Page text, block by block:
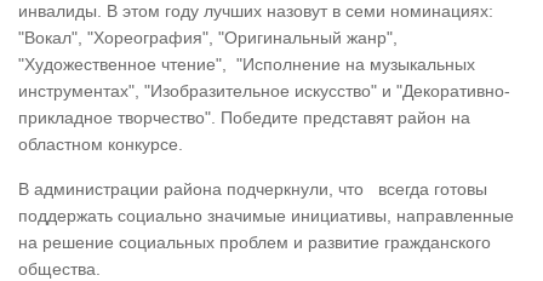
инвалиды. В этом году лучших назовут в семи номинациях:
"Вокал", "Хореография", "Оригинальный жанр",
"Художественное чтение", "Исполнение на музыкальных
инструментах", "Изобразительное искусство" и "Декоративно-
прикладное творчество". Победите представят район на
областном конкурсе.
В администрации района подчеркнули, что всегда готовы
поддержать социально значимые инициативы, направленные
на решение социальных проблем и развитие гражданского
общества.